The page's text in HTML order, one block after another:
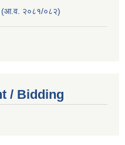
(आ.व. २०८१/०८२)
/ Bidding